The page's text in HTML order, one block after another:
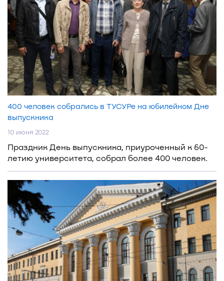
400 человек собрались в ТУСУРе на юбилейном Дне
выпускника
10 июня 2022
Праздник День выпускника, приуроченный к 60-
летию университета, собрал более 400 человек.